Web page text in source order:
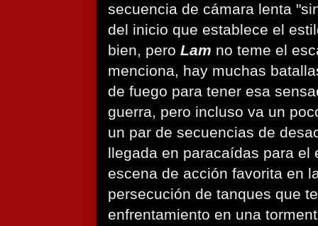
secuencia de cámara lenta
del inicio que establece el
bien, pero Lam no teme el
menciona, hay muchas
de fuego para tener esa
guerra, pero incluso va un
un par de secuencias de
llegada en paracaídas para el
escena de acción favorita en
persecución de tanques que
enfrentamiento en una